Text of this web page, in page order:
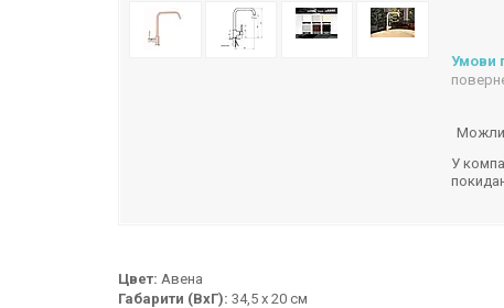
У
Цвет: Авена
Габарити (ВхГ): 34,5 х 20 см